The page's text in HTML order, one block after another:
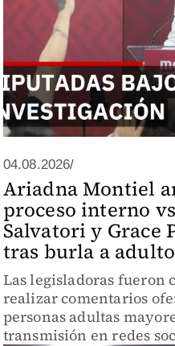
04.08.2026/
Ariadna Montiel
proceso interno
Salvatori y Grace
tras burla a
Las legisladoras fueron
realizar comentarios
personas adultas
transmisión en redes